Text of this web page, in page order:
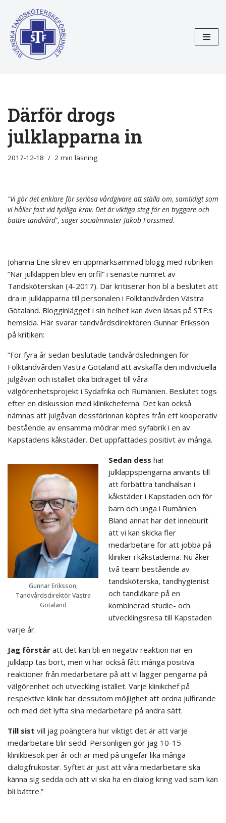
Hoppa
till
innehåll
Därför drogs
julklapparna in
2017-12-18 2 min läsning
"Vi gör det enklare för seriösa vårdgivare att ställa om, samtidigt som
vi håller fast vid tydliga krav. Det är viktiga steg för en tryggare och
bättre tandvård", säger socialminister Jakob Forssmed.
Johanna Ene skrev en uppmärksammad blogg med rubriken
”När julklappen blev en örfil” i senaste numret av
Tandsköterskan (4-2017). Där kritiserar hon bl a beslutet att
dra in julklapparna till personalen i Folktandvården Västra
Götaland. Blogginlägget i sin helhet kan även läsas på STF:s
hemsida. Här svarar tandvårdsdirektören Gunnar Eriksson
på kritiken:
”För fyra år sedan beslutade tandvårdsledningen för
Folktandvården Västra Götaland att avskaffa den individuella
julgåvan och istället öka bidraget till våra
välgörenhetsprojekt i Sydafrika och Rumänien. Beslutet togs
efter en diskussion med klinikcheferna. Det kan också
nämnas att julgåvan dessförinnan köptes från ett kooperativ
bestående av ensamma mödrar med syfabrik i en av
Kapstadens kåkstäder. Det uppfattades positivt av många.
Gunnar Eriksson,
Tandvårdsdirektör Västra
Götaland
Sedan dess har
julklappspengarna använts till
att förbättra tandhälsan i
kåkstäder i Kapstaden och för
barn och unga i Rumänien.
Bland annat har det inneburit
att vi kan skicka fler
medarbetare för att jobba på
kliniker i kåkstäderna. Nu åker
två team bestående av
tandsköterska, tandhygienist
och tandläkare på en
kombinerad studie- och
utvecklingsresa till Kapstaden
varje år.
Jag förstår att det kan bli en negativ reaktion när en
julklapp tas bort, men vi har också fått många positiva
reaktioner från medarbetare på att vi lägger pengarna på
välgörenhet och utveckling istället. Varje klinikchef på
respektive klinik har dessutom möjlighet att ordna julfirande
och med det lyfta sina medarbetare på andra sätt.
Till sist vill jag poängtera hur viktigt det är att varje
medarbetare blir sedd. Personligen gör jag 10-15
klinikbesök per år och är med på ungefär lika många
dialogfrukostar. Syftet är just att våra medarbetare ska
känna sig sedda och att vi ska ha en dialog kring vad som kan
bli bättre.”